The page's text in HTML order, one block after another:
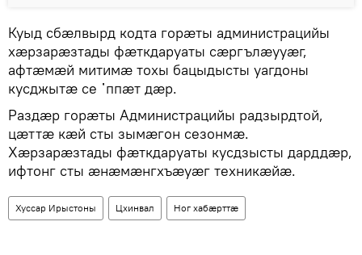
Куыд сбæлвырд кодта горæты администрацийы
хæрзарæзтады фæткдаруаты сæргълæууæг,
афтæмæй митимæ тохы бацыдысты уагдоны
кусджытæ се ᾿ппæт дæр.
Раздæр горæты Администрацийы радзырдтой,
цæттæ кæй сты зымæгон сезонмæ.
Хæрзарæзтады фæткдаруаты кусдзысты дарддæр,
ифтонг сты æнæмæнгхъæуæг техникæйæ.
Хуссар Ирыстоны Цхинвал Ног хабӕрттӕ